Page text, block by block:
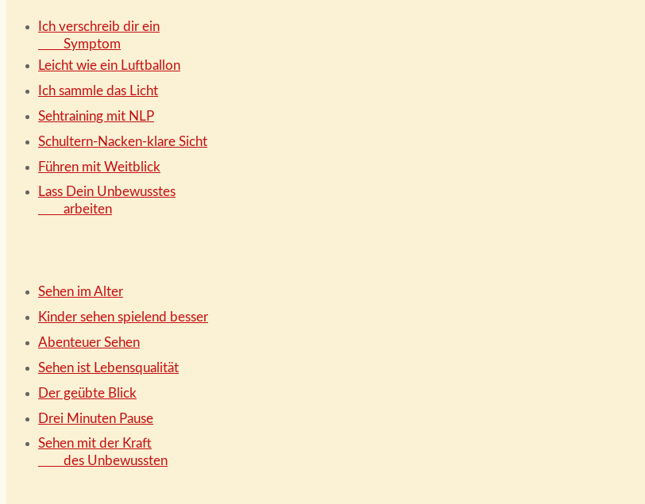
Ich verschreib dir ein
Symptom
Leicht wie ein Luftballon
Ich sammle das Licht
Sehtraining mit NLP
Schultern-Nacken-klare Sicht
Führen mit Weitblick
Lass Dein Unbewusstes
arbeiten
Sehen im Alter
Kinder sehen spielend besser
Abenteuer Sehen
Sehen ist Lebensqualität
Der geübte Blick
Drei Minuten Pause
Sehen mit der Kraft
des Unbewussten